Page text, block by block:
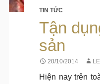
TIN TỨC
Tận
sản
20/10/2014 LE
Hiện nay trên